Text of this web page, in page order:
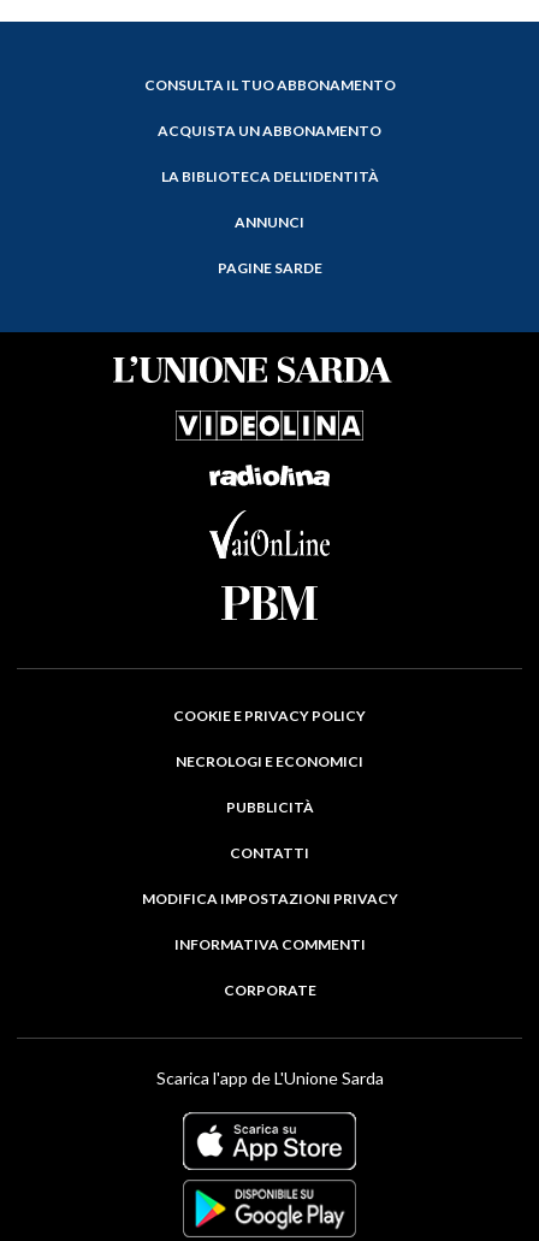
CONSULTA IL TUO ABBONAMENTO
ACQUISTA UN ABBONAMENTO
LA BIBLIOTECA DELL'IDENTITÀ
ANNUNCI
PAGINE SARDE
COOKIE E PRIVACY POLICY
NECROLOGI E ECONOMICI
PUBBLICITÀ
CONTATTI
MODIFICA IMPOSTAZIONI PRIVACY
INFORMATIVA COMMENTI
CORPORATE
Scarica l'app de L'Unione Sarda